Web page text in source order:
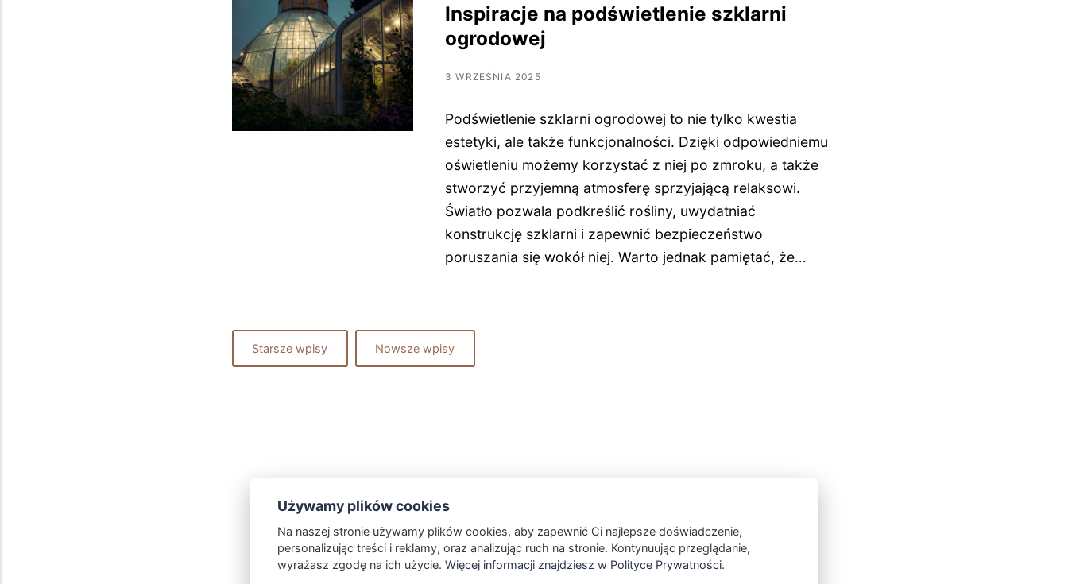
Inspiracje na podświetlenie szklarni
ogrodowej
3 WRZEŚNIA 2025
Podświetlenie szklarni ogrodowej to nie tylko kwestia
estetyki, ale także funkcjonalności. Dzięki odpowiedniemu
oświetleniu możemy korzystać z niej po zmroku, a także
stworzyć przyjemną atmosferę sprzyjającą relaksowi.
Światło pozwala podkreślić rośliny, uwydatniać
konstrukcję szklarni i zapewnić bezpieczeństwo
poruszania się wokół niej. Warto jednak pamiętać, że…
Starsze wpisy Nowsze wpisy
Kontakt Polityka Prywatności
Używamy plików cookies
Na naszej stronie używamy plików cookies, aby zapewnić Ci najlepsze doświadczenie,
personalizując treści i reklamy, oraz analizując ruch na stronie. Kontynuując przeglądanie,
wyrażasz zgodę na ich użycie. Więcej informacji znajdziesz w Polityce Prywatności.